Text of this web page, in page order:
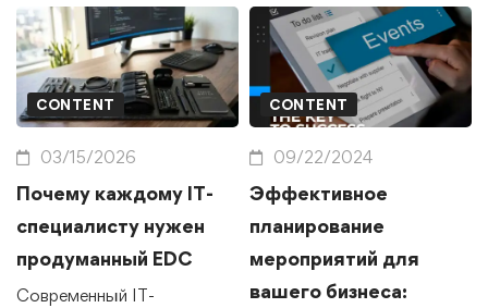
CONTENT
03/15/2026
Почему каждому IT-
специалисту нужен
продуманный EDC
Современный IT-
CONTENT
09/22/2024
Эффективное
планирование
мероприятий для
вашего бизнеса: